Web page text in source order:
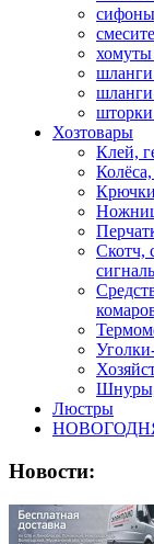
хомуты
шланги
Хозтовары
Клей,
Скотч,
Шнуры,
Люстры
Новости: